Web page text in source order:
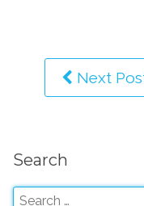
Next
Search